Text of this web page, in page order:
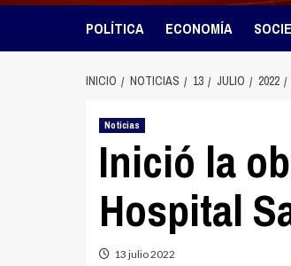
POLÍTICA ECONOMÍA
INICIO NOTICIAS 13 JULIO 2022
Noticias
Inició la
Hospital
13 julio 2022